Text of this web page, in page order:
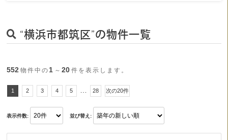
“横浜市都筑区”の物件一覧
552 物件中の 1 ～20 件を表示します。
1 2 3 4 5 … 28 次の20件
表示件数: 並び替え: